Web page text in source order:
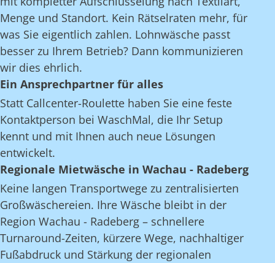
Menge und Standort. Kein Rätselraten mehr, für
was Sie eigentlich zahlen. Lohnwäsche passt
besser zu Ihrem Betrieb? Dann kommunizieren
wir dies ehrlich.
Ein Ansprechpartner für alles
Statt Callcenter-Roulette haben Sie eine feste
Kontaktperson bei WaschMal, die Ihr Setup
kennt und mit Ihnen auch neue Lösungen
entwickelt.
Regionale Mietwäsche in Wachau - Radeberg
Keine langen Transportwege zu zentralisierten
Großwäschereien. Ihre Wäsche bleibt in der
Region Wachau - Radeberg – schnellere
Turnaround-Zeiten, kürzere Wege, nachhaltiger
Fußabdruck und Stärkung der regionalen